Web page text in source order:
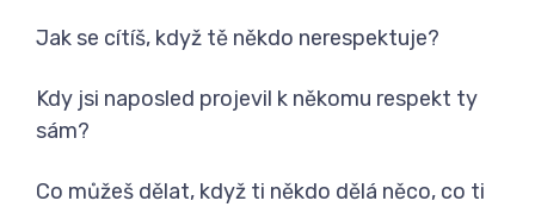
Jak se cítíš, když tě někdo nerespektuje?
Kdy jsi naposled projevil k někomu respekt ty
sám?
Co můžeš dělat, když ti někdo dělá něco, co ti